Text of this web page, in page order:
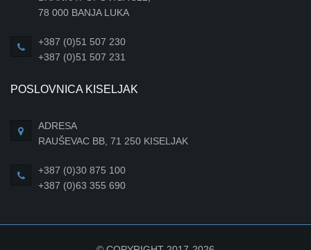
78 000 BANJA LUKA
+387 (0)51 507 230
+387 (0)51 507 231
POSLOVNICA KISELJAK
ADRESA
RAUŠEVAC BB, 71 250 KISELJAK
+387 (0)30 875 100
+387 (0)63 355 690